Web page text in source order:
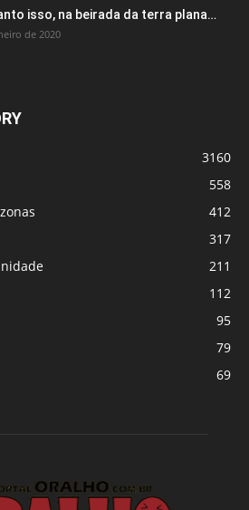
isso, na beirada da terra plana…
de 2020
3160
558
412
317
211
112
95
79
69